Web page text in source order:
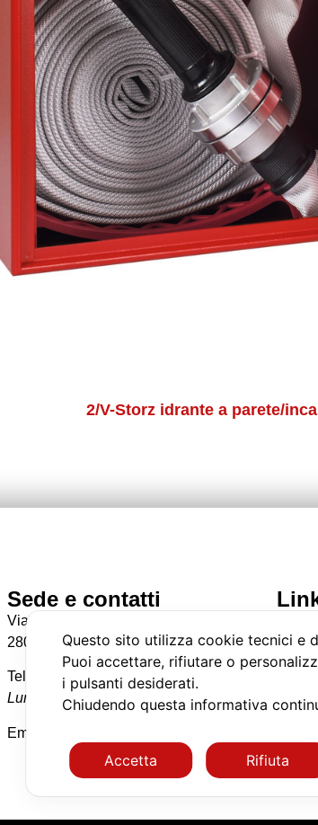
2/V-Storz idrante a parete/
Sede e contatti
Via Giacomo Grai, 1
28078 Romagnano Sesia (NO)
Tel: +39 0163 568811
Lunedì-Venerdì: dalle ore 9 alle 17
Email: info@bocciolone.com
Questo sito utilizza cookie tecnici e
Puoi accettare, rifiutare o
i pulsanti desiderati.
Chiudendo questa informativa
Accetta Rifiuta